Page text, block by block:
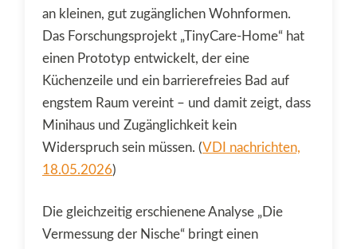
an kleinen, gut zugänglichen Wohnformen.
Das Forschungsprojekt „TinyCare-Home“ hat
einen Prototyp entwickelt, der eine
Küchenzeile und ein barrierefreies Bad auf
engstem Raum vereint – und damit zeigt, dass
Minihaus und Zugänglichkeit kein
Widerspruch sein müssen. (VDI nachrichten,
18.05.2026)
Die gleichzeitig erschienene Analyse „Die
Vermessung der Nische“ bringt einen